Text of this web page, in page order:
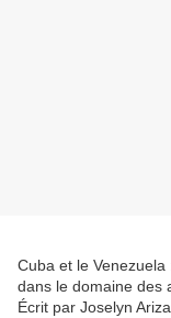
Cuba et le
dans le domaine des
Écrit par Joselyn